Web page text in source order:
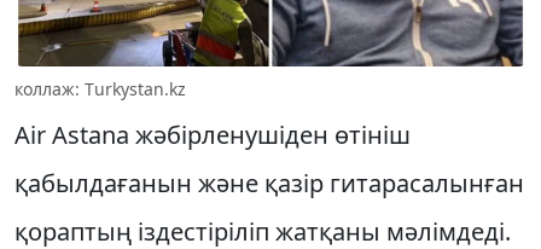
коллаж: Тurkystan.kz
Air Astana жәбірленушіден өтініш
қабылдағанын және қазір гитарасалынған
қораптың іздестіріліп жатқаны мәлімдеді.